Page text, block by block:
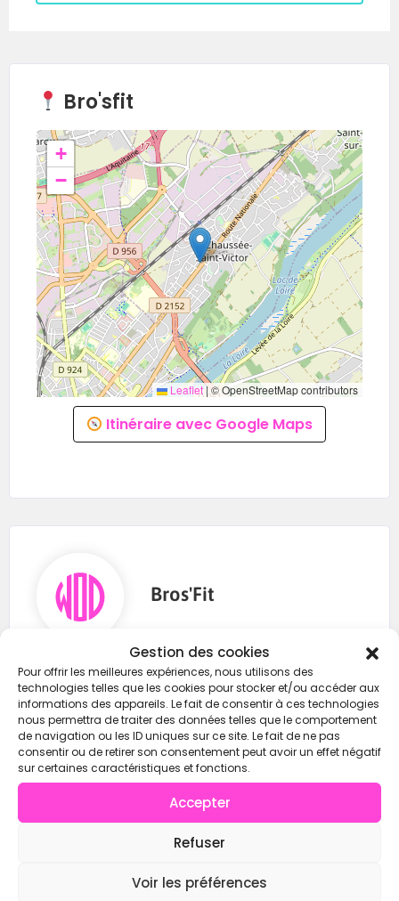
Gestion des cookies
Pour offrir les meilleures expériences, nous utilisons des
technologies telles que les cookies pour stocker et/ou accéder aux
informations des appareils. Le fait de consentir à ces technologies
nous permettra de traiter des données telles que le comportement
de navigation ou les ID uniques sur ce site. Le fait de ne pas
consentir ou de retirer son consentement peut avoir un effet négatif
sur certaines caractéristiques et fonctions.
Accepter
Refuser
Voir les préférences
Bro'sfit
+
−
Leaflet| © OpenStreetMap contributors
Itinéraire avec Google Maps
Bros'Fit
0768243174
07 68 24 31 74
https://wod-open.com/
Contacter